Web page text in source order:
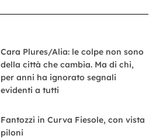
Cara Plures/Alia: le colpe non sono
della città che cambia. Ma di chi,
per anni ha ignorato segnali
evidenti a tutti
Fantozzi in Curva Fiesole, con vista
piloni